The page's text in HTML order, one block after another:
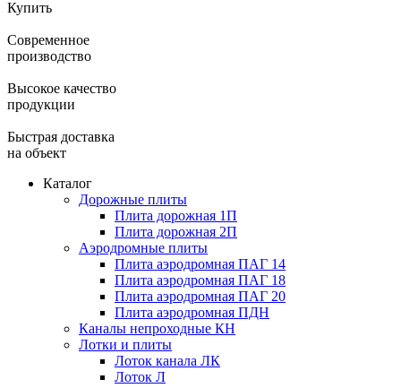
Купить
Современное
производство
Высокое качество
продукции
Быстрая доставка
на объект
Каталог
Дорожные плиты
Плита дорожная 1П
Плита дорожная 2П
Аэродромные плиты
Плита аэродромная ПАГ 14
Плита аэродромная ПАГ 18
Плита аэродромная ПАГ 20
Плита аэродромная ПДН
Каналы непроходные КН
Лотки и плиты
Лоток канала ЛК
Лоток Л